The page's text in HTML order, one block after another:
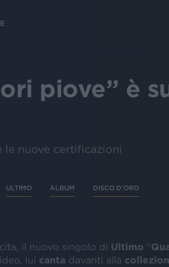
piove” è
le nuove certificazioni
ULTIMO ALBUM DISCO D'ORO
il nuovo singolo di Ultimo “
lui canta davanti alla